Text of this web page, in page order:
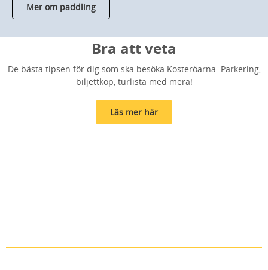
Mer om paddling
Bra att veta
De bästa tipsen för dig som ska besöka Kosteröarna. Parkering,
biljettköp, turlista med mera!
Läs mer här